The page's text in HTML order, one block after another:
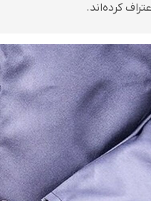
کرده‌اند.